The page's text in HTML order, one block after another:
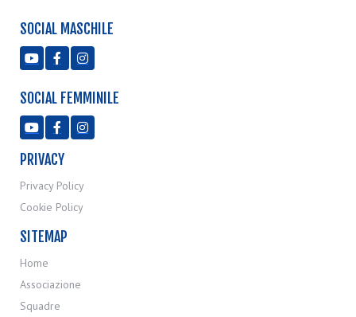
SOCIAL MASCHILE
  
SOCIAL FEMMINILE
  
PRIVACY
Privacy Policy
Cookie Policy
SITEMAP
Home
Associazione
Squadre